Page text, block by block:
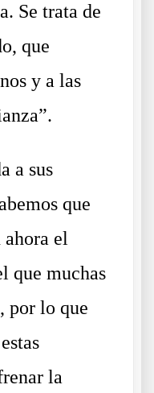
Se trata de
que
y a las
a sus
que
ahora el
que muchas
por lo que
la